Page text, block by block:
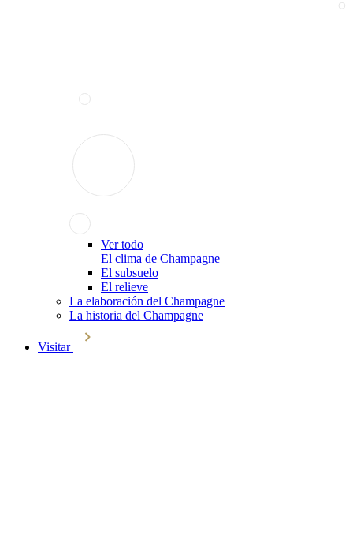
Ver todo
El clima de Champagne
El subsuelo
El relieve
La elaboración del Champagne
La historia del Champagne
Visitar